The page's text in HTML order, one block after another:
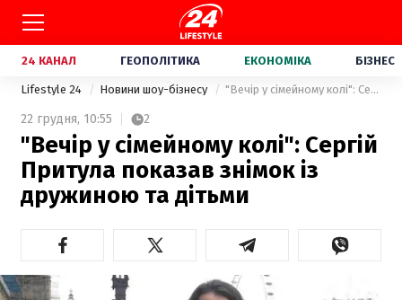
24 КАНАЛ ГЕОПОЛІТИКА ЕКОНОМІКА БІЗНЕС
Lifestyle 24 Новини шоу-бізнесу "Вечір у сімейному колі": Сергій Притула показав знімок із дружиною та дітьми
22 грудня, 10:55 2
"Вечір у сімейному колі": Сергій
Притула показав знімок із
дружиною та дітьми